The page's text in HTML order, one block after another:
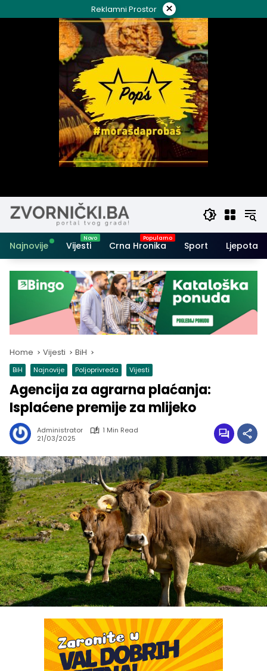
to
Reklamni Prostor ×
Najnovije Vijesti Crna Hronika Sport Ljepota i
Home Vijesti BiH
BiH Najnovije Poljoprivreda Vijesti
Agencija za agrarna plaćanja:
Isplaćene premije za mlijeko
Administrator
1 Min Read
21/03/2025